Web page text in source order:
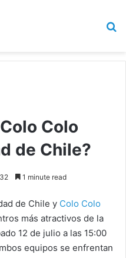
Colo
de Chile?
1 minute read
de Chile y Colo Colo
más atractivos de la
12 de julio a las 15:00
equipos se enfrentan